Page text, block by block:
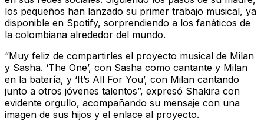
los pequeños han lanzado su primer trabajo musical, ya
disponible en Spotify, sorprendiendo a los fanáticos de
la colombiana alrededor del mundo.
“Muy feliz de compartirles el proyecto musical de Milan
y Sasha. ‘The One’, con Sasha como cantante y Milan
en la batería, y ‘It’s All For You’, con Milan cantando
junto a otros jóvenes talentos”, expresó Shakira con
evidente orgullo, acompañando su mensaje con una
imagen de sus hijos y el enlace al proyecto.